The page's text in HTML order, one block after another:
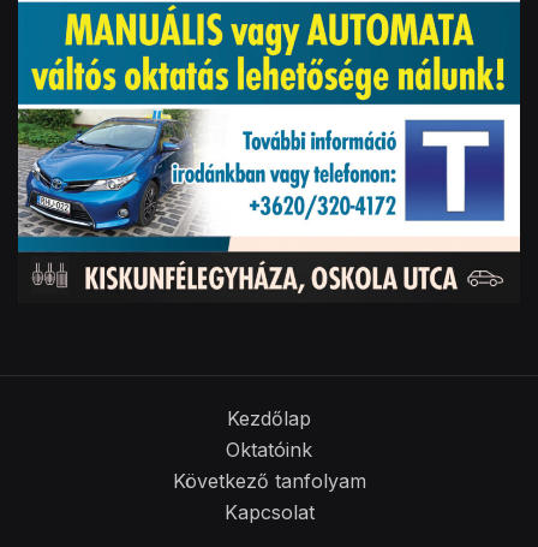
Kezdőlap
Oktatóink
Következő tanfolyam
Kapcsolat